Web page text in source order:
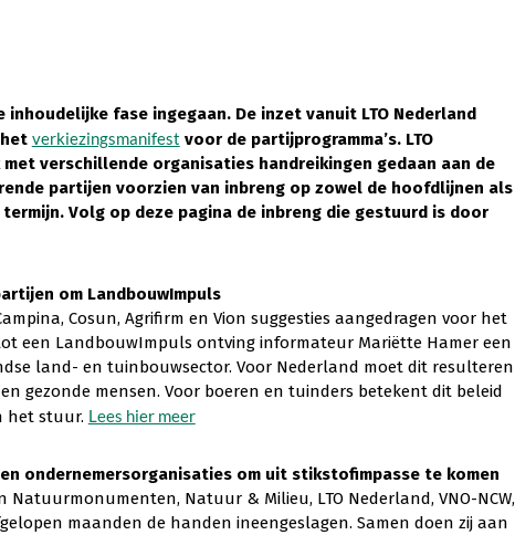
fase ingegaan. De inzet vanuit LTO Nederland
verkiezingsmanifest voor de partijprogramma’s. LTO
verschillende organisaties handreikingen gedaan aan de
partijen voorzien van inbreng op zowel de hoofdlijnen als
Volg op deze pagina de inbreng die gestuurd is door
om LandbouwImpuls
Cosun, Agrifirm en Vion suggesties aangedragen voor het
tot een LandbouwImpuls ontving informateur Mariëtte Hamer een
land- en tuinbouwsector. Voor Nederland moet dit resulteren
gezonde mensen. Voor boeren en tuinders betekent dit beleid
het stuur. Lees hier meer
ondernemersorganisaties om uit stikstofimpasse te komen
Natuur & Milieu, LTO Nederland, VNO-NCW,
maanden de handen ineengeslagen. Samen doen zij aan